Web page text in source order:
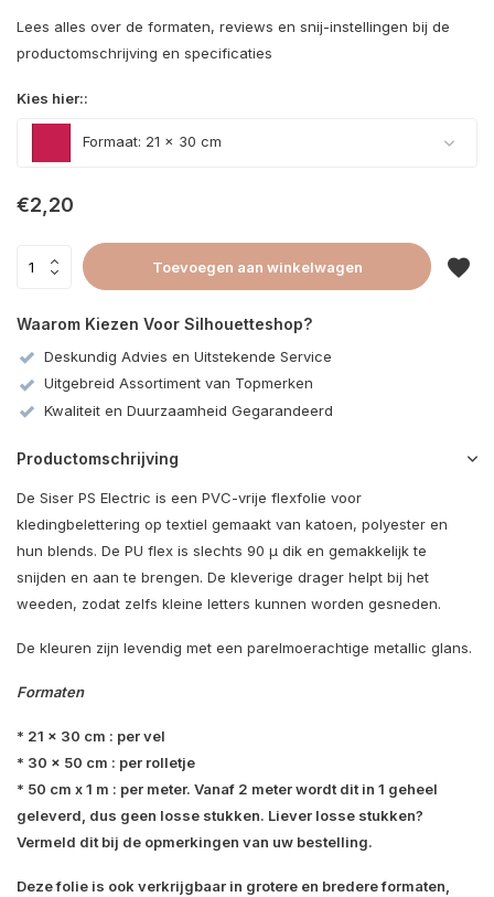
Lees alles over de formaten, reviews en snij-instellingen bij de
productomschrijving en specificaties
Kies hier::
Formaat: 21 x 30 cm
€2,20
Toevoegen aan winkelwagen
Waarom Kiezen Voor Silhouetteshop?
Deskundig Advies en Uitstekende Service
Uitgebreid Assortiment van Topmerken
Kwaliteit en Duurzaamheid Gegarandeerd
Productomschrijving
De Siser PS Electric is een PVC-vrije flexfolie voor
kledingbelettering op textiel gemaakt van katoen, polyester en
hun blends. De PU flex is slechts 90 µ dik en gemakkelijk te
snijden en aan te brengen. De kleverige drager helpt bij het
weeden, zodat zelfs kleine letters kunnen worden gesneden.
De kleuren zijn levendig met een parelmoerachtige metallic glans.
Formaten
* 21 x 30 cm : per vel
* 30 x 50 cm : per rolletje
* 50 cm x 1 m : per meter. Vanaf 2 meter wordt dit in 1 geheel
geleverd, dus geen losse stukken. Liever losse stukken?
Vermeld dit bij de opmerkingen van uw bestelling.
Deze folie is ook verkrijgbaar in grotere en bredere formaten,